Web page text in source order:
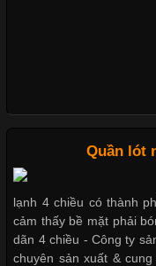
Cập
Vải thun là một trong
nhất trong ngành thời
thoải mái khi mặc. Từ
vải thun luôn đóng vai
Hiện nay, nhu cầu tìm
Quần lót
lạnh 4 chiều có thành
cảm thấy bề mặt phải
dãn 4 chiều - Công ty
chuyên sản xuất &